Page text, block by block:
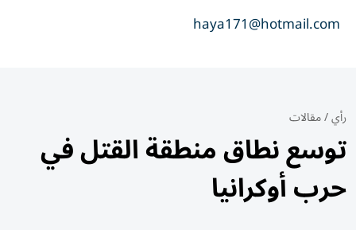
haya171@hotmail.com
رأي/مقالات
توسع نطاق منطقة القتل في
حرب أوكرانيا